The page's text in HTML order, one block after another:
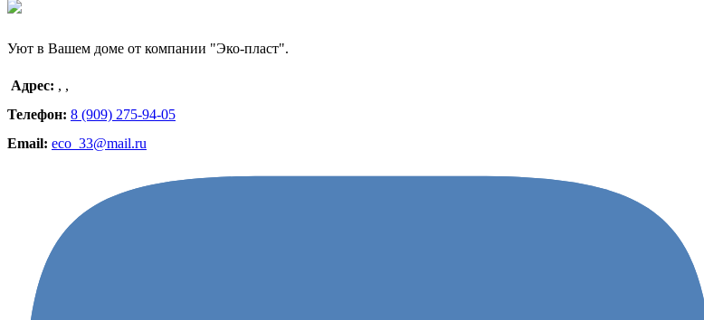
Уют в Вашем доме от компании "Эко-пласт".
Адрес: , ,
Телефон: 8 (909) 275-94-05
Email: eco_33@mail.ru